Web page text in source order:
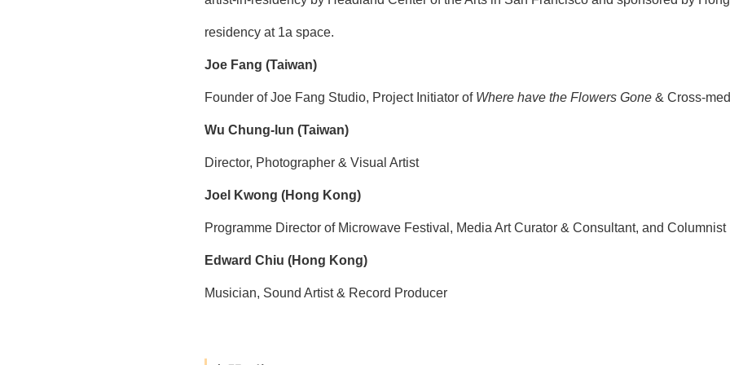
residency at 1a space.
Joe Fang (Taiwan)
Founder of Joe Fang Studio, Project Initiator of Where have the Flowers Gone & Cross-
Wu Chung-lun (Taiwan)
Director, Photographer & Visual Artist
Joel Kwong (Hong Kong)
Programme Director of Microwave Festival, Media Art Curator & Consultant, and Columnist
Edward Chiu (Hong Kong)
Musician, Sound Artist & Record Producer